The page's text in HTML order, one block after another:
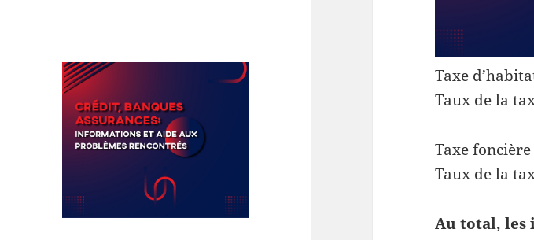
Taxe
Taux de la
Taxe
Taux de la
Au total, les